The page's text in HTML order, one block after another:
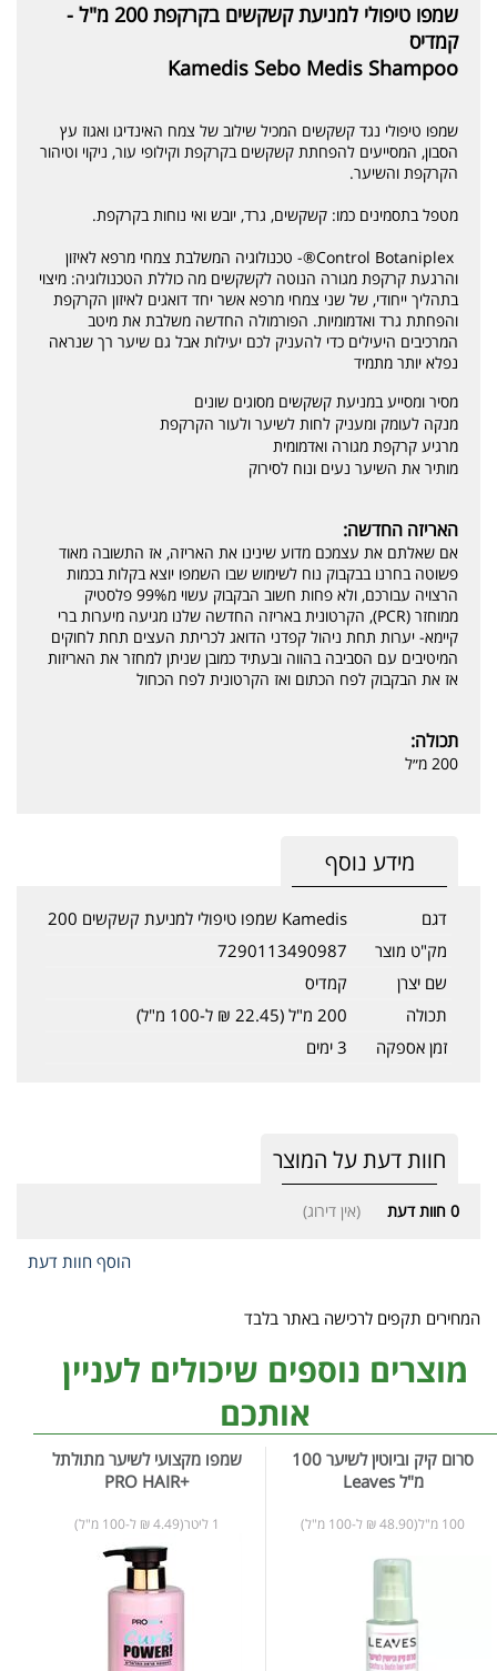
שמפו טיפולי למניעת קשקשים בקרקפת 200 מ"ל -
קמדיס
Kamedis Sebo Medis Shampoo
שמפו טיפולי נגד קשקשים המכיל שילוב של צמח האינדיגו ואגוז עץ
הסבון, המסייעים להפחתת קשקשים בקרקפת וקילופי עור, ניקוי וטיהור
הקרקפת והשיער.
מטפל בתסמינים כמו: קשקשים, גרד, יובש ואי נוחות בקרקפת.
Control Botaniplex®- טכנולוגיה המשלבת צמחי מרפא לאיזון
והרגעת קרקפת מגורה הנוטה לקשקשים מה כוללת הטכנולוגיה: מיצוי
בתהליך ייחודי, של שני צמחי מרפא אשר יחד דואגים לאיזון הקרקפת
והפחתת גרד ואדמומיות. הפורמולה החדשה משלבת את מיטב
המרכיבים היעילים כדי להעניק לכם יעילות אבל גם שיער רך שנראה
נפלא יותר מתמיד
מסיר ומסייע במניעת קשקשים מסוגים שונים
מנקה לעומק ומעניק לחות לשיער ולעור הקרקפת
מרגיע קרקפת מגורה ואדמומית
מותיר את השיער נעים ונוח לסירוק
האריזה החדשה:
אם שאלתם את עצמכם מדוע שינינו את האריזה, אז התשובה מאוד
פשוטה בחרנו בבקבוק נוח לשימוש שבו השמפו יוצא בקלות בכמות
הרצויה עבורכם, ולא פחות חשוב הבקבוק עשוי מ99% פלסטיק
ממוחזר (PCR), הקרטונית באריזה החדשה שלנו מגיעה מיערות ברי
קיימא- יערות תחת ניהול קפדני הדואג לכריתת העצים תחת לחוקים
המיטיבים עם הסביבה בהווה ובעתיד כמובן שניתן למחזר את האריזות
אז את הבקבוק לפח הכתום ואז הקרטונית לפח הכחול
תכולה:
200 מ״ל
מידע נוסף
דגם
Kamedis שמפו טיפולי למניעת קשקשים 200
מק"ט מוצר
7290113490987
שם יצרן
קמדיס
תכולה
200 מ"ל (22.45 ₪ ל-100 מ"ל)
זמן אספקה
3 ימים
חוות דעת על המוצר
0 חוות דעת (אין דירוג)
הוסף חוות דעת
המחירים תקפים לרכישה באתר בלבד
מוצרים נוספים שיכולים לעניין
אותכם
סרום קיק וביוטין לשיער 100
מ"ל Leaves
100 מ"ל(48.90 ₪ ל-100 מ"ל)
שמפו מקצועי לשיער מתולתל
+PRO HAIR
1 ליטר(4.49 ₪ ל-100 מ"ל)